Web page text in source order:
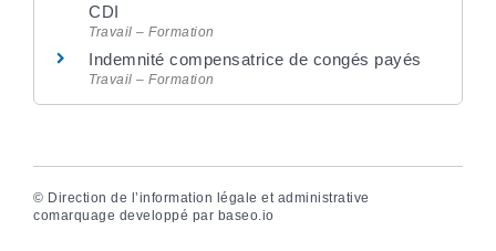
CDI
Travail – Formation
Indemnité compensatrice de congés payés
Travail – Formation
© Direction de l’information légale et administrative
comarquage developpé par baseo.io